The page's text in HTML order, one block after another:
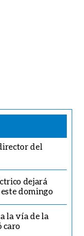
del
dejará
domingo
la vía de la
caro